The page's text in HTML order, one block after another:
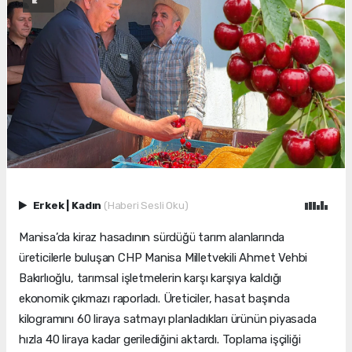
Erkek Kadın (Haberi Sesli Oku)
Manisa’da kiraz hasadının sürdüğü tarım alanlarında
üreticilerle buluşan CHP Manisa Milletvekili Ahmet Vehbi
Bakırlıoğlu, tarımsal işletmelerin karşı karşıya kaldığı
ekonomik çıkmazı raporladı. Üreticiler, hasat başında
kilogramını 60 liraya satmayı planladıkları ürünün piyasada
hızla 40 liraya kadar gerilediğini aktardı. Toplama işçiliği